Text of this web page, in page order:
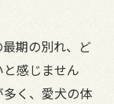
期の別れ、ど
感じません
く、愛犬の体